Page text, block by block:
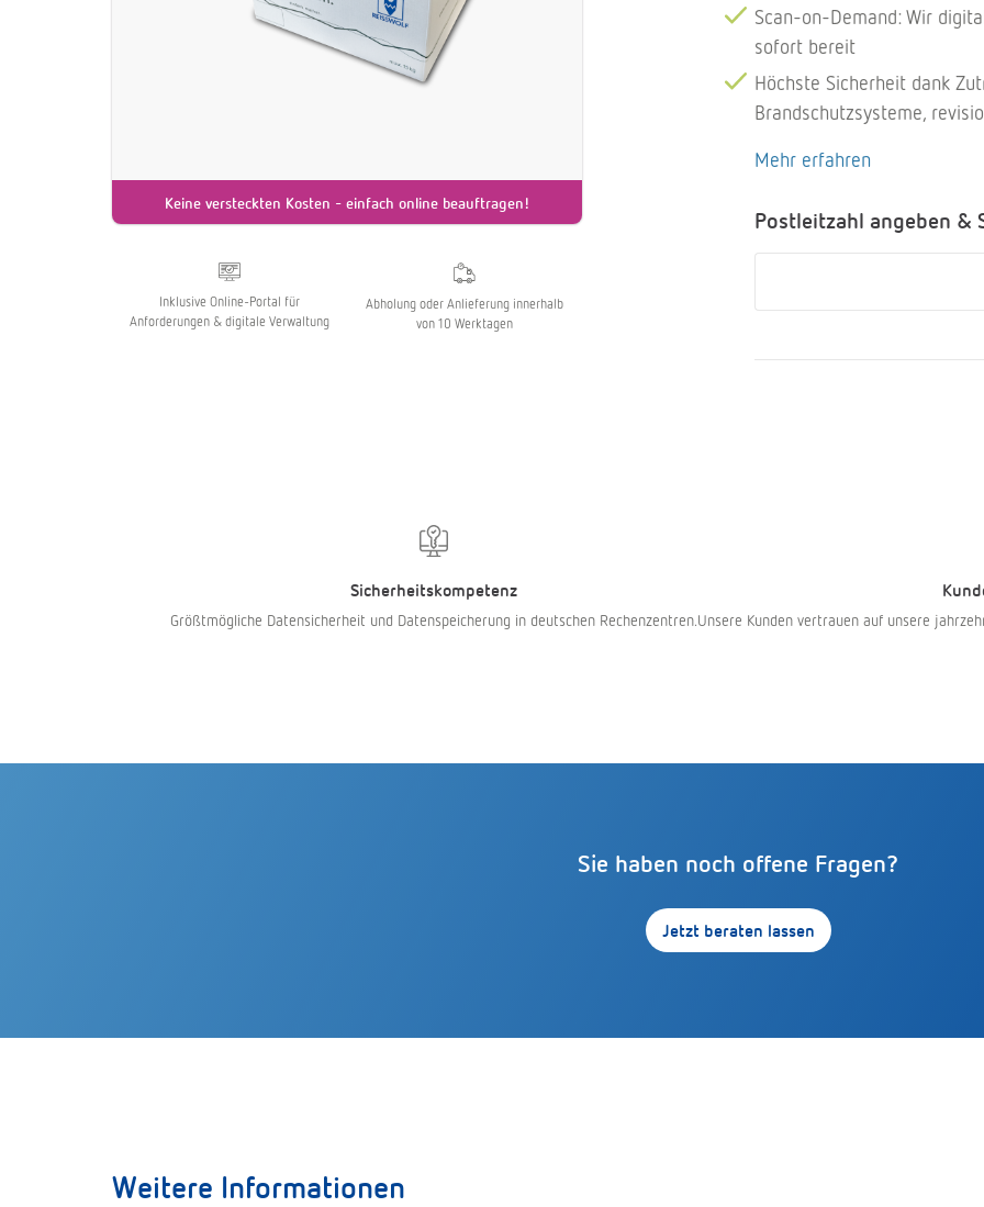
Keine versteckten Kosten - einfach online beauftragen!
Inklusive Online-Portal für
Anforderungen & digitale Verwaltung
Abholung oder Anlieferung innerhalb
von 10 Werktagen
Scan-on-Demand: Wir
sofort bereit
Höchste Sicherheit dank
Brandschutzsysteme,
Mehr erfahren
Postleitzahl angeben &
Sicherheitskompetenz
Größtmögliche Datensicherheit und Datenspeicherung in deutschen Rechenzentren.Unsere Kunden vertrauen auf unsere
Sie haben noch offene Fragen?
Jetzt beraten lassen
Weitere Informationen